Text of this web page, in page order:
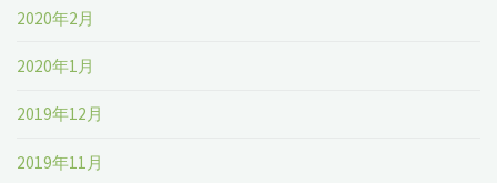
2020年2月
2020年1月
2019年12月
2019年11月